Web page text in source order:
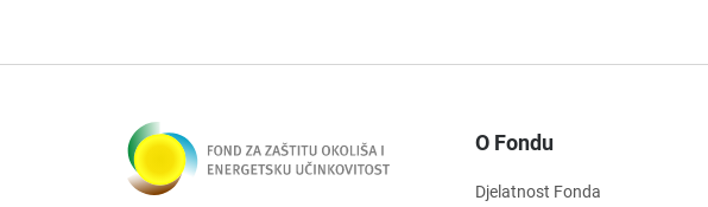
O Fondu
Djelatnost Fonda